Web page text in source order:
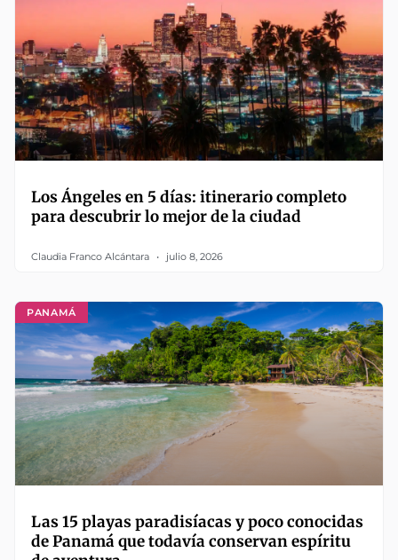
Los Ángeles en 5 días: itinerario completo
para descubrir lo mejor de la ciudad
Claudia Franco Alcántara julio 8, 2026
PANAMÁ
Las 15 playas paradisíacas y poco conocidas
de Panamá que todavía conservan espíritu